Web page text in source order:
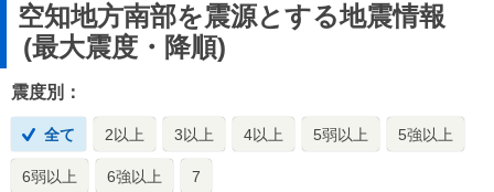
空知地方南部を震源とする地震情報
(最大震度・降順)
震度別：
全て 2以上 3以上 4以上 5弱以上 5強以上
6弱以上 6強以上 7